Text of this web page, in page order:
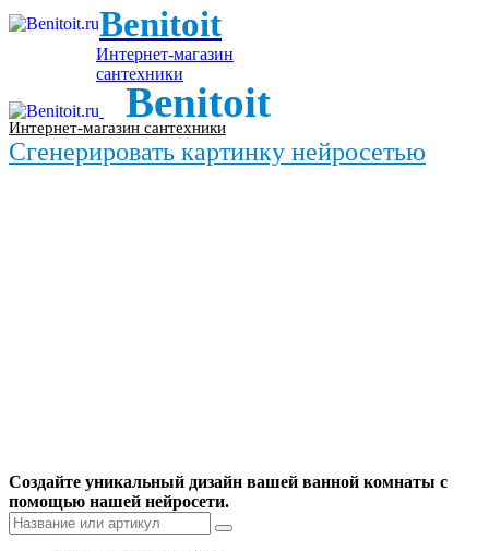
Benitoit
Интернет-магазин
сантехники
Benitoit
Интернет-магазин сантехники
Сгенерировать картинку нейросетью
Создайте уникальный дизайн вашей ванной комнаты с
помощью нашей нейросети.